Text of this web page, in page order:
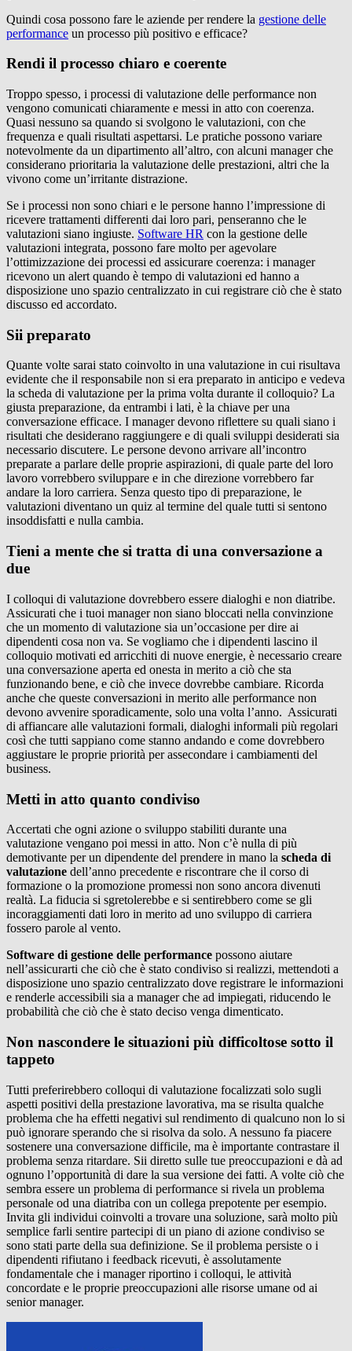
Quindi cosa possono fare le aziende per rendere la gestione delle
performance un processo più positivo e efficace?
Rendi il processo chiaro e coerente
Troppo spesso, i processi di valutazione delle performance non
vengono comunicati chiaramente e messi in atto con coerenza.
Quasi nessuno sa quando si svolgono le valutazioni, con che
frequenza e quali risultati aspettarsi. Le pratiche possono variare
notevolmente da un dipartimento all’altro, con alcuni manager che
considerano prioritaria la valutazione delle prestazioni, altri che la
vivono come un’irritante distrazione.
Se i processi non sono chiari e le persone hanno l’impressione di
ricevere trattamenti differenti dai loro pari, penseranno che le
valutazioni siano ingiuste. Software HR con la gestione delle
valutazioni integrata, possono fare molto per agevolare
l’ottimizzazione dei processi ed assicurare coerenza: i manager
ricevono un alert quando è tempo di valutazioni ed hanno a
disposizione uno spazio centralizzato in cui registrare ciò che è stato
discusso ed accordato.
Sii preparato
Quante volte sarai stato coinvolto in una valutazione in cui risultava
evidente che il responsabile non si era preparato in anticipo e vedeva
la scheda di valutazione per la prima volta durante il colloquio? La
giusta preparazione, da entrambi i lati, è la chiave per una
conversazione efficace. I manager devono riflettere su quali siano i
risultati che desiderano raggiungere e di quali sviluppi desiderati sia
necessario discutere. Le persone devono arrivare all’incontro
preparate a parlare delle proprie aspirazioni, di quale parte del loro
lavoro vorrebbero sviluppare e in che direzione vorrebbero far
andare la loro carriera. Senza questo tipo di preparazione, le
valutazioni diventano un quiz al termine del quale tutti si sentono
insoddisfatti e nulla cambia.
Tieni a mente che si tratta di una conversazione a
due
I colloqui di valutazione dovrebbero essere dialoghi e non diatribe.
Assicurati che i tuoi manager non siano bloccati nella convinzione
che un momento di valutazione sia un’occasione per dire ai
dipendenti cosa non va. Se vogliamo che i dipendenti lascino il
colloquio motivati ed arricchiti di nuove energie, è necessario creare
una conversazione aperta ed onesta in merito a ciò che sta
funzionando bene, e ciò che invece dovrebbe cambiare. Ricorda
anche che queste conversazioni in merito alle performance non
devono avvenire sporadicamente, solo una volta l’anno. Assicurati
di affiancare alle valutazioni formali, dialoghi informali più regolari
così che tutti sappiano come stanno andando e come dovrebbero
aggiustare le proprie priorità per assecondare i cambiamenti del
business.
Metti in atto quanto condiviso
Accertati che ogni azione o sviluppo stabiliti durante una
valutazione vengano poi messi in atto. Non c’è nulla di più
demotivante per un dipendente del prendere in mano la scheda di
valutazione dell’anno precedente e riscontrare che il corso di
formazione o la promozione promessi non sono ancora divenuti
realtà. La fiducia si sgretolerebbe e si sentirebbero come se gli
incoraggiamenti dati loro in merito ad uno sviluppo di carriera
fossero parole al vento.
Software di gestione delle performance possono aiutare
nell’assicurarti che ciò che è stato condiviso si realizzi, mettendoti a
disposizione uno spazio centralizzato dove registrare le informazioni
e renderle accessibili sia a manager che ad impiegati, riducendo le
probabilità che ciò che è stato deciso venga dimenticato.
Non nascondere le situazioni più difficoltose sotto il
tappeto
Tutti preferirebbero colloqui di valutazione focalizzati solo sugli
aspetti positivi della prestazione lavorativa, ma se risulta qualche
problema che ha effetti negativi sul rendimento di qualcuno non lo si
può ignorare sperando che si risolva da solo. A nessuno fa piacere
sostenere una conversazione difficile, ma è importante contrastare il
problema senza ritardare. Sii diretto sulle tue preoccupazioni e dà ad
ognuno l’opportunità di dare la sua versione dei fatti. A volte ciò che
sembra essere un problema di performance si rivela un problema
personale od una diatriba con un collega prepotente per esempio.
Invita gli individui coinvolti a trovare una soluzione, sarà molto più
semplice farli sentire partecipi di un piano di azione condiviso se
sono stati parte della sua definizione. Se il problema persiste o i
dipendenti rifiutano i feedback ricevuti, è assolutamente
fondamentale che i manager riportino i colloqui, le attività
concordate e le proprie preoccupazioni alle risorse umane od ai
senior manager.